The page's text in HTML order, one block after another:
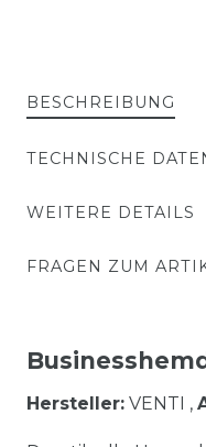
BESCHREIBUNG
TECHNISCHE
WEITERE DETAILS
FRAGEN ZUM
Hersteller: VENTI ,